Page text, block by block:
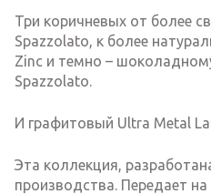
Три коричневых от более
Spazzolato, к более
Zinc и темно –
Spazzolato.
И графитовый Ultra Metal
Эта коллекция,
производства. Передает